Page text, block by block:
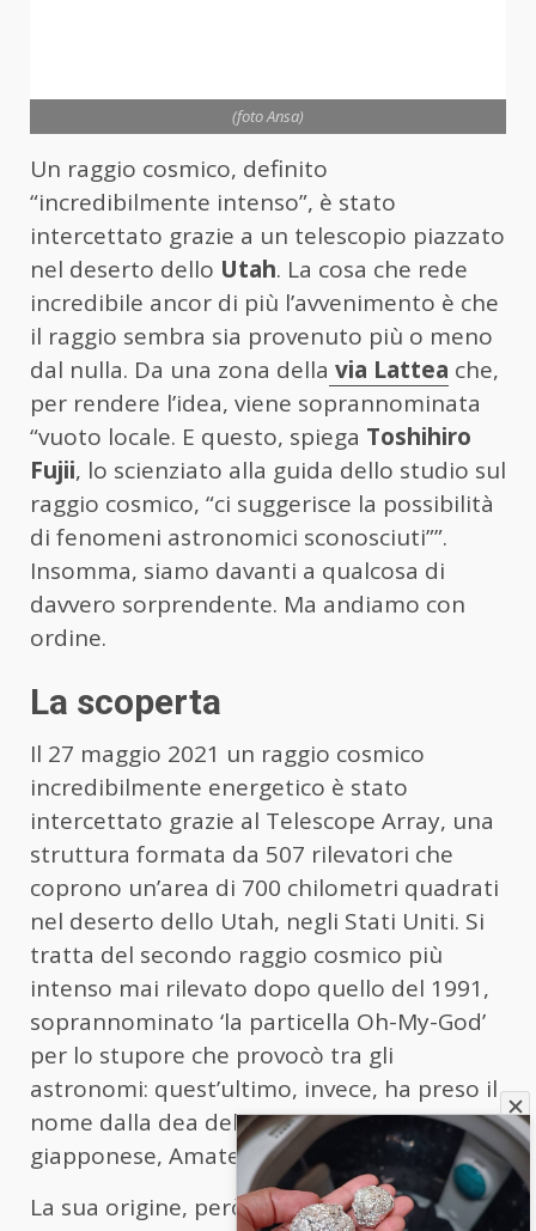
(foto Ansa)
Un raggio cosmico, definito
“incredibilmente intenso”, è stato
intercettato grazie a un telescopio piazzato
nel deserto dello Utah. La cosa che rede
incredibile ancor di più l’avvenimento è che
il raggio sembra sia provenuto più o meno
dal nulla. Da una zona della via Lattea che,
per rendere l’idea, viene soprannominata
“vuoto locale. E questo, spiega Toshihiro
Fujii, lo scienziato alla guida dello studio sul
raggio cosmico, “ci suggerisce la possibilità
di fenomeni astronomici sconosciuti””.
Insomma, siamo davanti a qualcosa di
davvero sorprendente. Ma andiamo con
ordine.
La scoperta
Il 27 maggio 2021 un raggio cosmico
incredibilmente energetico è stato
intercettato grazie al Telescope Array, una
struttura formata da 507 rilevatori che
coprono un’area di 700 chilometri quadrati
nel deserto dello Utah, negli Stati Uniti. Si
tratta del secondo raggio cosmico più
intenso mai rilevato dopo quello del 1991,
soprannominato ‘la particella Oh-My-God’
per lo stupore che provocò tra gli
astronomi: quest’ultimo, invece, ha preso il
nome dalla dea del Sole della mitologia
giapponese, Amaterasu.
La sua origine, però, è un mistero